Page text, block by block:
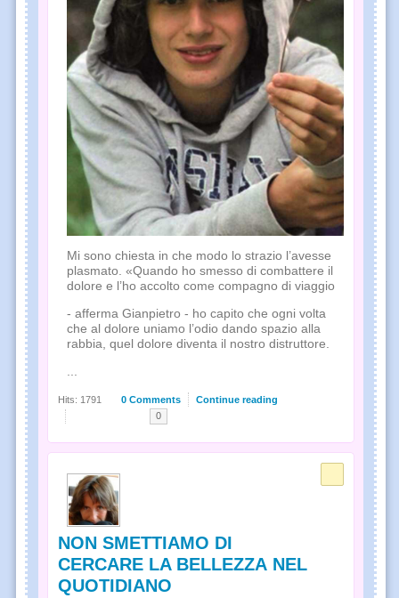
Mi sono chiesta in che modo lo strazio l’avesse
plasmato. «Quando ho smesso di combattere il
dolore e l’ho accolto come compagno di viaggio
- afferma Gianpietro - ho capito che ogni volta
che al dolore uniamo l’odio dando spazio alla
rabbia, quel dolore diventa il nostro distruttore.
0 Comments Continue reading
Hits: 1791
0
NON SMETTIAMO DI
CERCARE LA BELLEZZA NEL
QUOTIDIANO